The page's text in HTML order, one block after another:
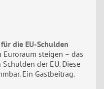
die EU-Schulden
Euroraum steigen – das
der EU. Diese
Ein Gastbeitrag.